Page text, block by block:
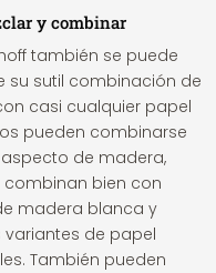
y combinar
también se puede
su sutil combinación de
casi cualquier papel
pueden combinarse
de madera,
bien con
madera blanca y
de papel
También pueden